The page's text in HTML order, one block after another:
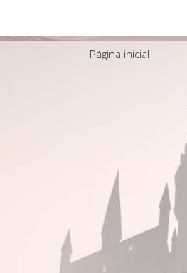
Página inicial